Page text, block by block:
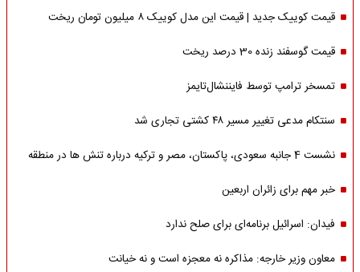
قیمت کوییک جدید | قیمت این مدل کوییک ۸ میلیون تومان ریخت
قیمت گوسفند زنده 30 درصد ریخت
تمسخر ترامپ توسط فایننشال‌تایمز
سنتکام مدعی تغییر مسیر ۴۸ کشتی تجاری شد
نشست 4 جانبه سعودی، پاکستان، مصر و ترکیه درباره تنش ها در منطقه
خبر مهم برای زائران اربعین
فیدان: اسرائیل برنامه‌ای برای صلح ندارد
معاون وزیر خارجه: مذاکره نه معجزه است و نه خیانت